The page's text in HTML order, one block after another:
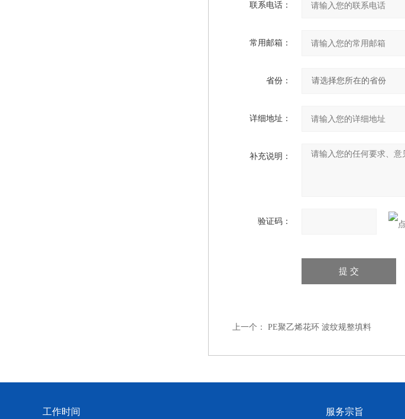
联系电话：
常用邮箱：
省份：
详细地址：
补充说明：
验证码：
上一个： PE聚乙烯花环 波纹规整填料
工作时间 服务宗旨